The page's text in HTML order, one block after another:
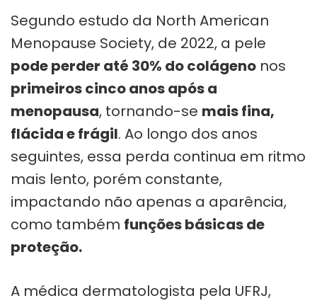
Segundo estudo da North American
Menopause Society, de 2022, a pele
pode perder até 30% do colágeno nos
primeiros cinco anos após a
menopausa, tornando-se mais fina,
flácida e frágil. Ao longo dos anos
seguintes, essa perda continua em ritmo
mais lento, porém constante,
impactando não apenas a aparência,
como também funções básicas de
proteção.
A médica dermatologista pela UFRJ,